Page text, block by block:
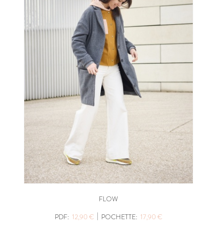
FLOW
PDF: 12,90 € | POCHETTE: 17,90 €